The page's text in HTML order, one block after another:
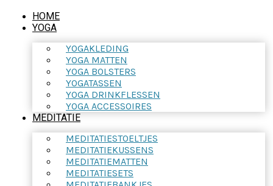
HOME
YOGA
YOGAKLEDING
YOGA MATTEN
YOGA BOLSTERS
YOGATASSEN
YOGA DRINKFLESSEN
YOGA ACCESSOIRES
MEDITATIE
MEDITATIESTOELTJES
MEDITATIEKUSSENS
MEDITATIEMATTEN
MEDITATIESETS